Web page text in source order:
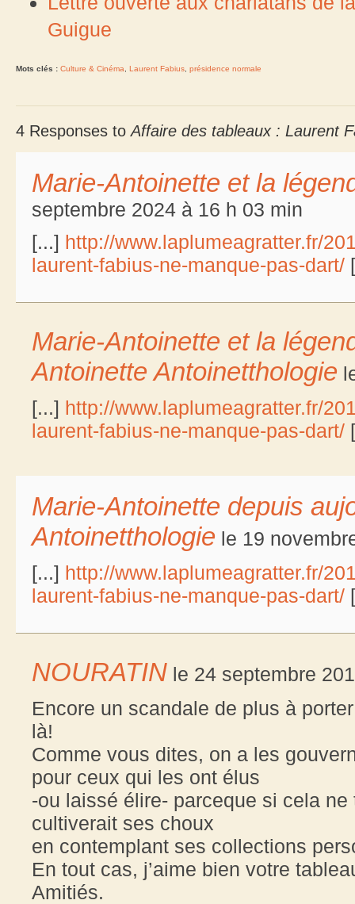
Guigue
Mots clés : Culture & Cinéma Laurent Fabius présidence normale
4 Responses toAffaire des tableaux : Laurent
Marie-Antoinette et la
septembre 2024 à 16 h 03 min
[...] http://www.laplumeagratter.fr/
laurent-fabius-ne-manque-pas-dart/
Marie-Antoinette et la
Antoinette Antoinetthologie
[...] http://www.laplumeagratter.fr/
laurent-fabius-ne-manque-pas-dart/
Marie-Antoinette depuis
Antoinetthologie le 19
[...] http://www.laplumeagratter.fr/
laurent-fabius-ne-manque-pas-dart/
NOURATIN le 24 septembre
Encore un scandale de plus à
là!
Comme vous dites, on a les
pour ceux qui les ont élus
-ou laissé élire- parceque si cela
cultiverait ses choux
en contemplant ses collections
En tout cas, j’aime bien votre
Amitiés.